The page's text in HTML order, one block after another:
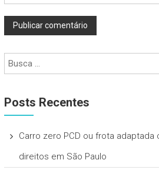
Posts Recentes
Carro zero PCD ou frota
direitos em São Paulo